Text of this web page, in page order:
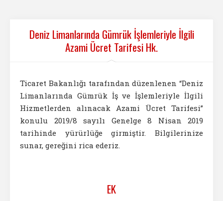
Deniz Limanlarında Gümrük İşlemleriyle İlgili
Azami Ücret Tarifesi Hk.
Ticaret Bakanlığı tarafından düzenlenen “Deniz
Limanlarında Gümrük İş ve İşlemleriyle İlgili
Hizmetlerden alınacak Azami Ücret Tarifesi”
konulu 2019/8 sayılı Genelge 8 Nisan 2019
tarihinde yürürlüğe girmiştir. Bilgilerinize
sunar, gereğini rica ederiz.
EK